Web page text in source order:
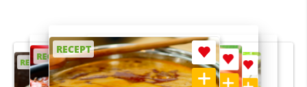
RECEPT
RECEPT
RECEPT
RECEPT
RECEPT